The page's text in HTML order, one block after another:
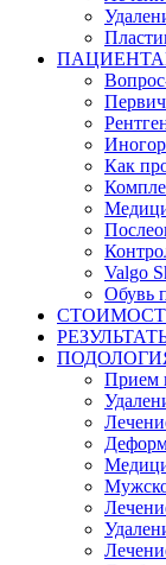
Как
Valgo
Обувь
Прием